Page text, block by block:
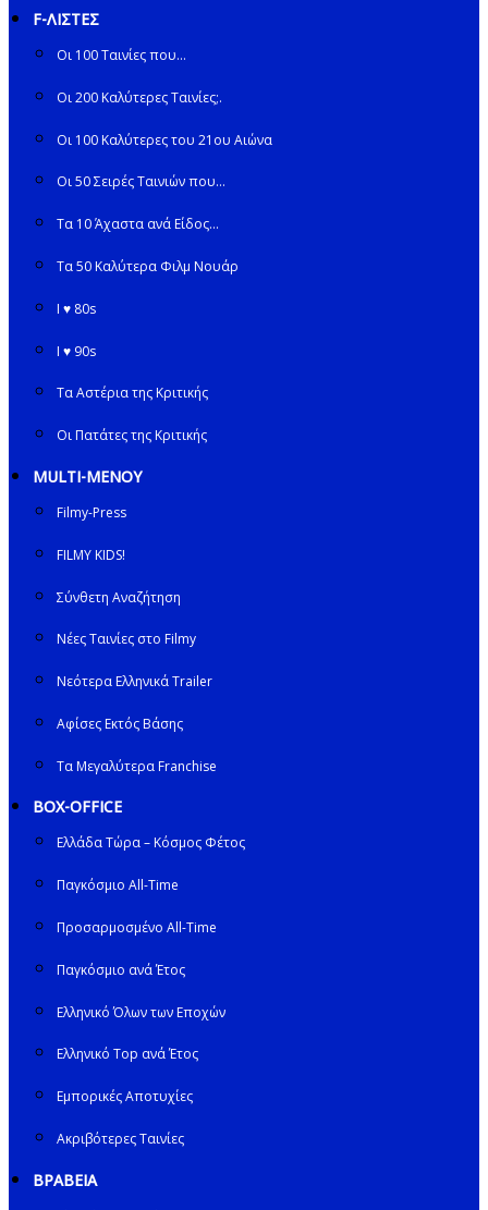
F-ΛΙΣΤΕΣ
Οι 100 Ταινίες που…
Οι 200 Καλύτερες Ταινίες;.
Οι 100 Καλύτερες του 21ου Αιώνα
Οι 50 Σειρές Ταινιών που…
Τα 10 Άχαστα ανά Είδος…
Τα 50 Καλύτερα Φιλμ Νουάρ
I ♥ 80s
I ♥ 90s
Τα Αστέρια της Κριτικής
Οι Πατάτες της Κριτικής
MULTI-ΜΕΝΟΥ
Filmy-Press
FILMY KIDS!
Σύνθετη Αναζήτηση
Νέες Ταινίες στο Filmy
Νεότερα Ελληνικά Trailer
Αφίσες Εκτός Βάσης
Τα Μεγαλύτερα Franchise
BOX-OFFICE
Ελλάδα Τώρα – Κόσμος Φέτος
Παγκόσμιο All-Time
Προσαρμοσμένο All-Time
Παγκόσμιο ανά Έτος
Ελληνικό Όλων των Εποχών
Ελληνικό Top ανά Έτος
Εμπορικές Αποτυχίες
Ακριβότερες Ταινίες
ΒΡΑΒΕΙΑ